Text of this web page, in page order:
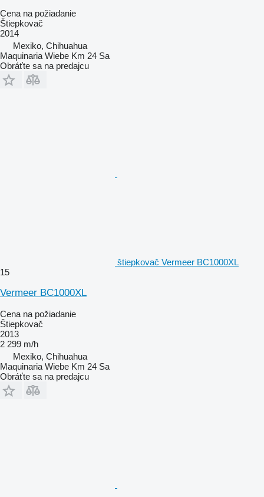
Cena na požiadanie
Štiepkovač
2014
Mexiko, Chihuahua
Maquinaria Wiebe Km 24 Sa
Obráťte sa na predajcu
štiepkovač Vermeer BC1000XL
15
Vermeer BC1000XL
Cena na požiadanie
Štiepkovač
2013
2 299 m/h
Mexiko, Chihuahua
Maquinaria Wiebe Km 24 Sa
Obráťte sa na predajcu